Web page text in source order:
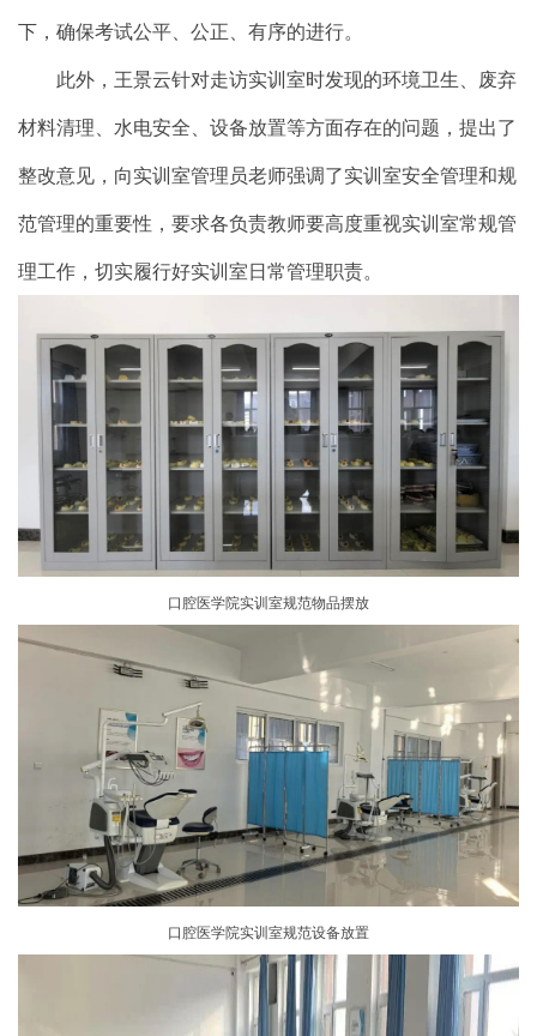
下，确保考试公平、公正、有序的进行。
此外，王景云针对走访实训室时发现的环境卫生、废弃
材料清理、水电安全、设备放置等方面存在的问题，提出了
整改意见，向实训室管理员老师强调了实训室安全管理和规
范管理的重要性，要求各负责教师要高度重视实训室常规管
理工作，切实履行好实训室日常管理职责。
口腔医学院实训室规范物品摆放
口腔医学院实训室规范设备放置